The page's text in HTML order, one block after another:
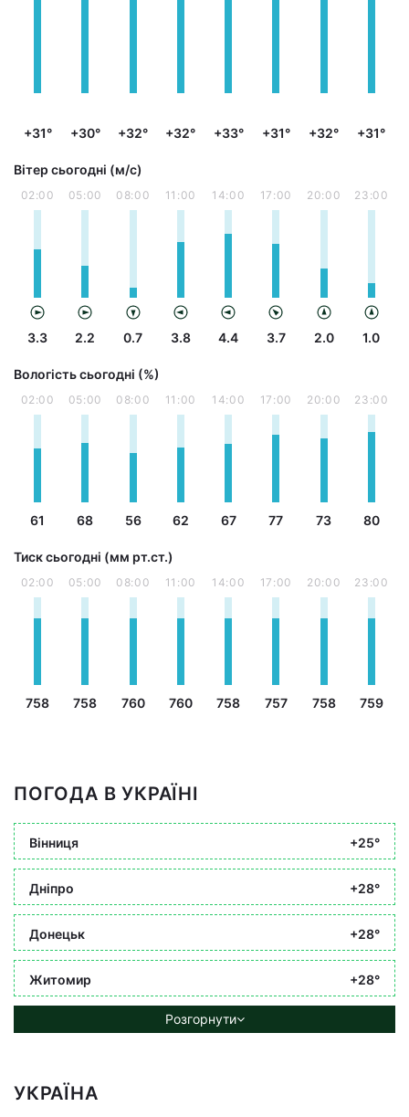
+31° +30° +32° +32° +33° +31° +32° +31°
Вітер сьогодні (м/с)
02:00
3.3
05:00
2.2
08:00
0.7
11:00
3.8
14:00
4.4
17:00
3.7
20:00
2.0
23:00
1.0
Вологість сьогодні (%)
02:00
61
05:00
68
08:00
56
11:00
62
14:00
67
17:00
77
20:00
73
23:00
80
Тиск сьогодні (мм рт.ст.)
02:00
758
05:00
758
08:00
760
11:00
760
14:00
758
17:00
757
20:00
758
23:00
759
ПОГОДА В УКРАЇНІ
Вінниця +25°
Дніпро +28°
Донецьк +28°
Житомир +28°
Розгорнути
УКРАЇНА